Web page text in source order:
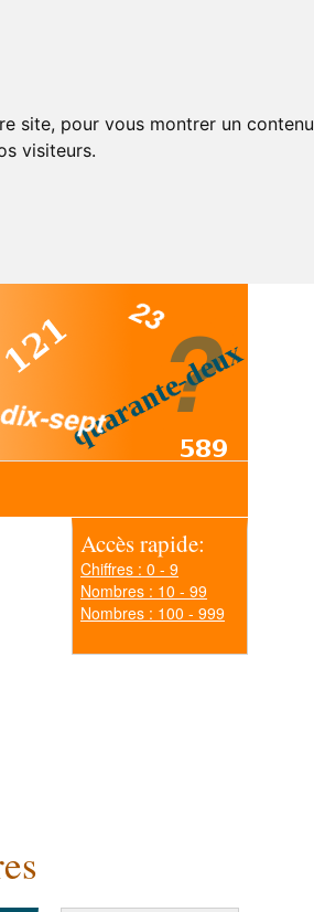
site, pour vous montrer un contenu
visiteurs.
Accès rapide:
Chiffres : 0 - 9
Nombres : 10 - 99
Nombres : 100 - 999